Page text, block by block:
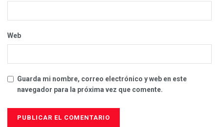
Web
Guarda mi nombre, correo electrónico y web en este
navegador para la próxima vez que comente.